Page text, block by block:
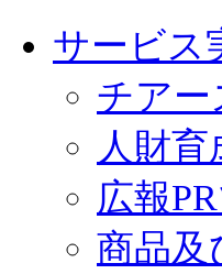
サービス
チアー
人財
広報
商品及